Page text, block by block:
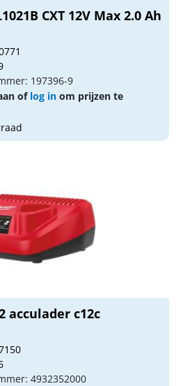
CXT 12V Max 2.0 Ah
197396-9
of log in om prijzen te
acculader c12c
4932352000